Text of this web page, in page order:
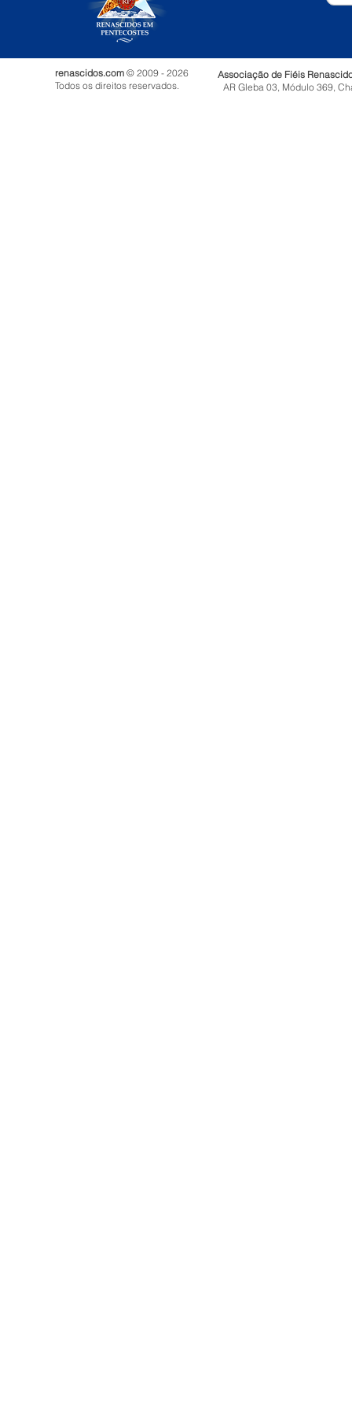
renascidos.com © 2009 - 2026
Todos os direitos reservados.
Associação de Fiéis
AR Gleba 03, Módulo 369,